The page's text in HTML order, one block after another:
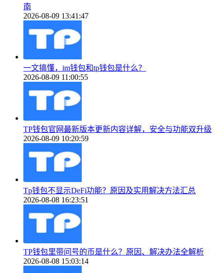
南
2026-08-09 13:41:47
一文搞懂，im钱包和tp钱包是什么？
2026-08-09 11:00:55
TP钱包官网最新版本更新内容详解，安全与功能双升级
2026-08-09 10:20:59
Tp钱包不显示DeFi功能？原因及实用解决方法汇总
2026-08-08 16:23:51
TP钱包里带问号的币是什么？原因、解决办法全解析
2026-08-08 15:03:14